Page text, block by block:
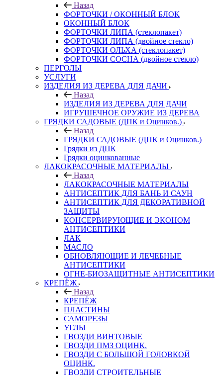
Назад
ФОРТОЧКИ / ОКОННЫЙ БЛОК
ОКОННЫЙ БЛОК
ФОРТОЧКИ ЛИПА (стеклопакет)
ФОРТОЧКИ ЛИПА (двойное стекло)
ФОРТОЧКИ ОЛЬХА (стеклопакет)
ФОРТОЧКИ СОСНА (двойное стекло)
ПЕРГОЛЫ
УСЛУГИ
ИЗДЕЛИЯ ИЗ ДЕРЕВА ДЛЯ ДАЧИ
Назад
ИЗДЕЛИЯ ИЗ ДЕРЕВА ДЛЯ ДАЧИ
ИГРУШЕЧНОЕ ОРУЖИЕ ИЗ ДЕРЕВА
ГРЯДКИ САДОВЫЕ (ДПК и Оцинков.)
Назад
ГРЯДКИ САДОВЫЕ (ДПК и Оцинков.)
Грядки из ДПК
Грядки оцинкованные
ЛАКОКРАСОЧНЫЕ МАТЕРИАЛЫ
Назад
ЛАКОКРАСОЧНЫЕ МАТЕРИАЛЫ
АНТИСЕПТИК ДЛЯ БАНЬ И САУН
АНТИСЕПТИК ДЛЯ ДЕКОРАТИВНОЙ
ЗАЩИТЫ
КОНСЕРВИРУЮЩИЕ И ЭКОНОМ
АНТИСЕПТИКИ
ЛАК
МАСЛО
ОБНОВЛЯЮЩИЕ И ЛЕЧЕБНЫЕ
АНТИСЕПТИКИ
ОГНЕ-БИОЗАЩИТНЫЕ АНТИСЕПТИКИ
КРЕПЁЖ
Назад
КРЕПЁЖ
ПЛАСТИНЫ
САМОРЕЗЫ
УГЛЫ
ГВОЗДИ ВИНТОВЫЕ
ГВОЗДИ ПМЗ ОЦИНК.
ГВОЗДИ С БОЛЬШОЙ ГОЛОВКОЙ
ОЦИНК.
ГВОЗДИ СТРОИТЕЛЬНЫЕ